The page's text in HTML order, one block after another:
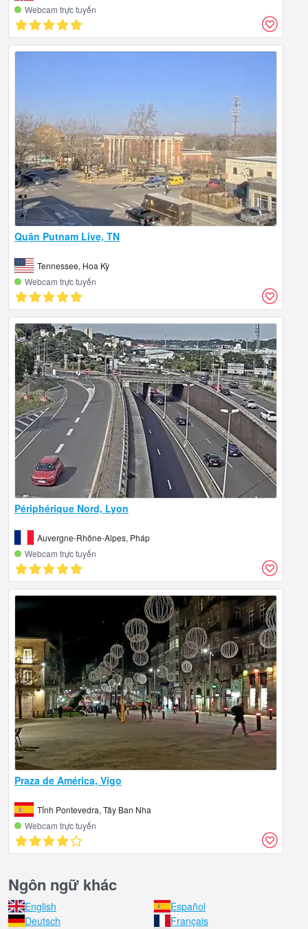
Webcam trực tuyến
Quận Putnam Live, TN
Tennessee, Hoa Kỳ
Webcam trực tuyến
Périphérique Nord, Lyon
Auvergne-Rhône-Alpes, Pháp
Webcam trực tuyến
Praza de América, Vigo
Tỉnh Pontevedra, Tây Ban Nha
Webcam trực tuyến
Ngôn ngữ khác
English
Español
Deutsch
Français